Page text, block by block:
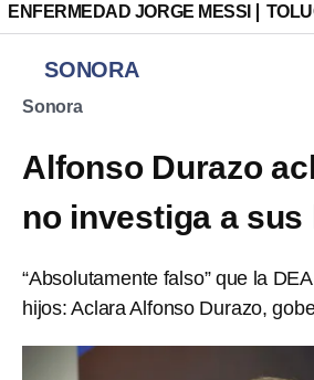
ENFERMEDAD JORGE MESSI
SONORA
Sonora
Alfonso Durazo
no investiga a sus
“Absolutamente falso” que la
hijos: Aclara Alfonso Durazo,